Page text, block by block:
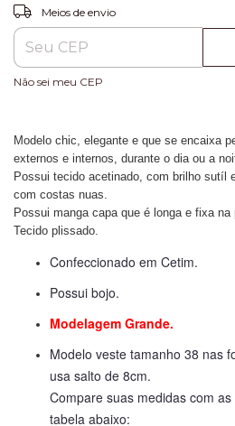
Entregas para o CEP:
Meios de envio
Não sei meu CEP
Modelo chic, elegante e que se encaixa
externos e internos, durante o dia ou a
Possui tecido acetinado, com brilho sutíl
com costas nuas.
Possui manga capa que é longa e fixa na
Tecido plissado.
Confeccionado em Cetim.
Possui bojo.
Modelagem Grande.
Modelo veste tamanho 38 nas
usa salto de 8cm.
Compare suas medidas com
tabela abaixo: